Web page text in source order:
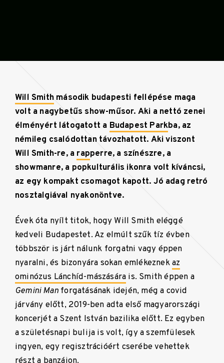
Will Smith második budapesti fellépése maga
volt a nagybetűs show-műsor. Aki a nettó zenei
élményért látogatott a Budapest Parkba, az
némileg csalódottan távozhatott. Aki viszont
Will Smith-re, a rapperre, a színészre, a
showmanre, a popkulturális ikonra volt kíváncsi,
az egy kompakt csomagot kapott. Jó adag retró
nosztalgiával nyakonöntve.
Évek óta nyílt titok, hogy Will Smith eléggé
kedveli Budapestet. Az elmúlt szűk tíz évben
többször is járt nálunk forgatni vagy éppen
nyaralni, és bizonyára sokan emlékeznekaz
ominózus Lánchíd-mászására is. Smith éppen a
Gemini Man forgatásának idején, még a covid
járvány előtt, 2019-ben adta első magyarországi
koncerjét a Szent István bazilika előtt. Ez egyben
a születésnapi bulija is volt, így a szemfülesek
ingyen, egy regisztrációért cserébe vehettek
részt a banzájon.